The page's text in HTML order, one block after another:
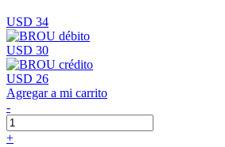
USD 34
USD 30
USD 26
Agregar a mi carrito
-
+